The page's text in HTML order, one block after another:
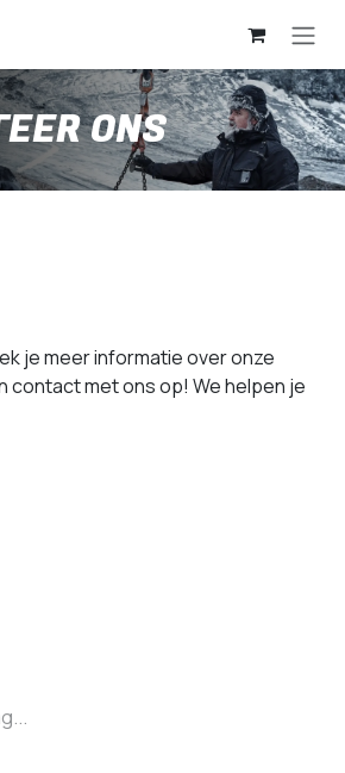
ONS
je meer informatie over onze
contact met ons op! We helpen je